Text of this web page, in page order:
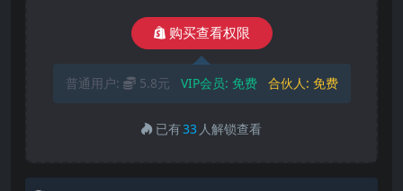
购买查看权限
普通用户: 5.8元 VIP会员: 免费 合伙人: 免费
已有33 人解锁查看